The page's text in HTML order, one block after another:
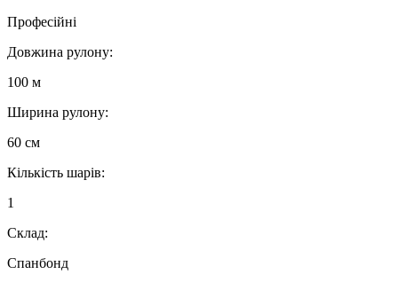
Професійні
Довжина рулону:
100 м
Ширина рулону:
60 см
Кількість шарів:
1
Склад:
Спанбонд